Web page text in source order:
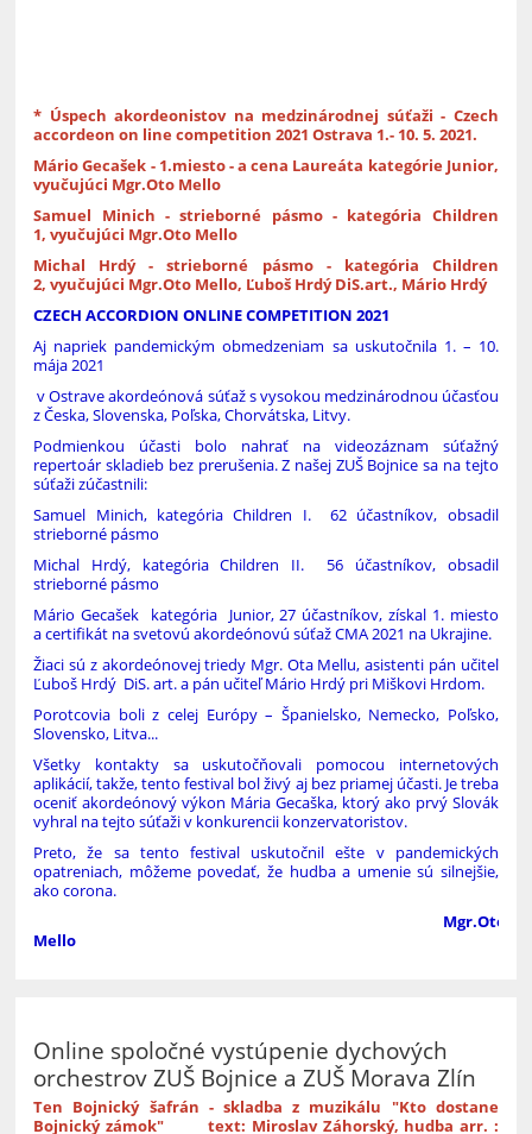
* Úspech akordeonistov na medzinárodnej súťaži - Czech
accordeon on line competition 2021 Ostrava 1.- 10. 5. 2021.
Mário Gecašek - 1.miesto - a cena Laureáta kategórie Junior,
vyučujúci Mgr.Oto Mello
Samuel Minich - strieborné pásmo - kategória Children
1, vyučujúci Mgr.Oto Mello
Michal Hrdý - strieborné pásmo - kategória Children
2, vyučujúci Mgr.Oto Mello, Ľuboš Hrdý DiS.art., Mário Hrdý
CZECH ACCORDION ONLINE COMPETITION 2021
Aj napriek pandemickým obmedzeniam sa uskutočnila 1. – 10.
mája 2021
v Ostrave akordeónová súťaž s vysokou medzinárodnou účasťou
z Česka, Slovenska, Poľska, Chorvátska, Litvy.
Podmienkou účasti bolo nahrať na videozáznam súťažný
repertoár skladieb bez prerušenia. Z našej ZUŠ Bojnice sa na tejto
súťaži zúčastnili:
Samuel Minich, kategória Children I. 62 účastníkov, obsadil
strieborné pásmo
Michal Hrdý, kategória Children II. 56 účastníkov, obsadil
strieborné pásmo
Mário Gecašek kategória Junior, 27 účastníkov, získal 1. miesto
a certifikát na svetovú akordeónovú súťaž CMA 2021 na Ukrajine.
Žiaci sú z akordeónovej triedy Mgr. Ota Mellu, asistenti pán učiteľ
Ľuboš Hrdý DiS. art. a pán učiteľ Mário Hrdý pri Miškovi Hrdom.
Porotcovia boli z celej Európy – Španielsko, Nemecko, Poľsko,
Slovensko, Litva...
Všetky kontakty sa uskutočňovali pomocou internetových
aplikácií, takže, tento festival bol živý aj bez priamej účasti. Je treba
oceniť akordeónový výkon Mária Gecaška, ktorý ako prvý Slovák
vyhral na tejto súťaži v konkurencii konzervatoristov.
Preto, že sa tento festival uskutočnil ešte v pandemických
opatreniach, môžeme povedať, že hudba a umenie sú silnejšie,
ako corona.
Mgr.Oto
Mello
Online spoločné vystúpenie dychových
orchestrov ZUŠ Bojnice a ZUŠ Morava Zlín
Ten Bojnický šafrán - skladba z muzikálu "Kto dostane
Bojnický zámok"text: Miroslav Záhorský, hudba arr. :